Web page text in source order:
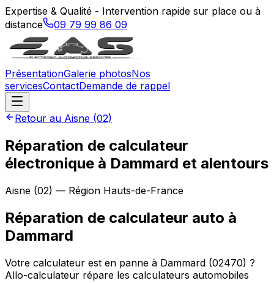
Expertise & Qualité - Intervention rapide sur place ou à
distance
09 79 99 86 09
PrésentationGalerie photosNos
servicesContactDemande de rappel
Retour au Aisne (02)
Réparation de calculateur
électronique à Dammard et alentours
Aisne (02) — Région Hauts-de-France
Réparation de calculateur auto à
Dammard
Votre calculateur est en panne à Dammard (02470) ?
Allo-calculateur répare les calculateurs automobiles